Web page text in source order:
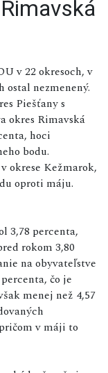
v 22 okresoch, v
ostal nezmenený.
Piešťany s
okres Rimavská
hoci
bodu.
okrese Kežmarok,
oproti máju.
3,78 percenta,
rokom 3,80
na obyvateľstve
čo je
menej než 4,57
v máji to